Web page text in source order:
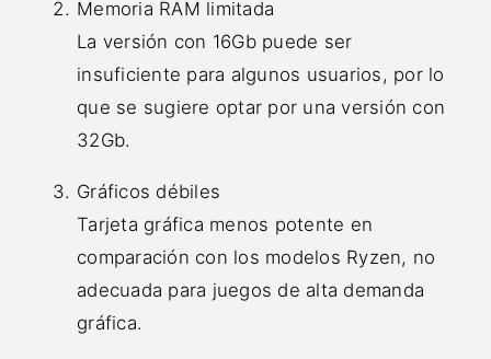
Memoria RAM limitada
La versión con 16Gb puede ser
insuficiente para algunos usuarios, por lo
que se sugiere optar por una versión con
32Gb.
Gráficos débiles
Tarjeta gráfica menos potente en
comparación con los modelos Ryzen, no
adecuada para juegos de alta demanda
gráfica.